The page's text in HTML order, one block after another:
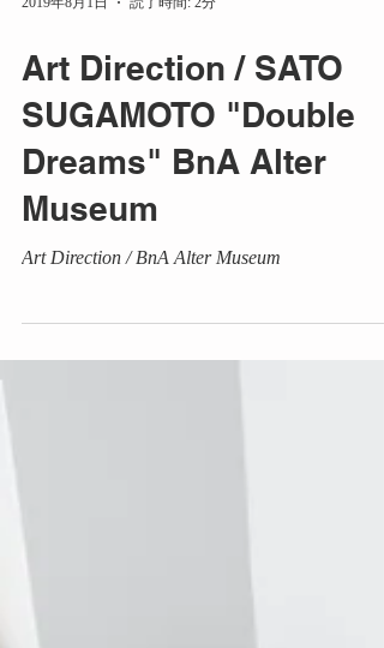
Art Direction / SATO
SUGAMOTO "Double
Dreams" BnA Alter
Museum